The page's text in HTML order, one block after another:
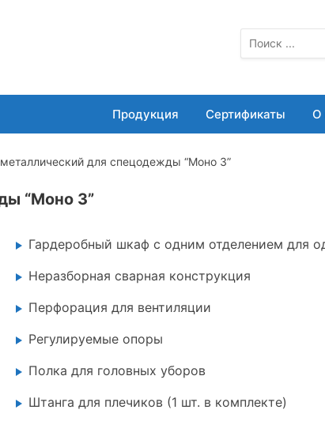
Искать:
Продукция Сертификаты О
для спецодежды “Моно 3”
“Моно 3”
Гардеробный шкаф с одним отделением для
Неразборная сварная конструкция
Перфорация для вентиляции
Регулируемые опоры
Полка для головных уборов
Штанга для плечиков (1 шт. в комплекте)